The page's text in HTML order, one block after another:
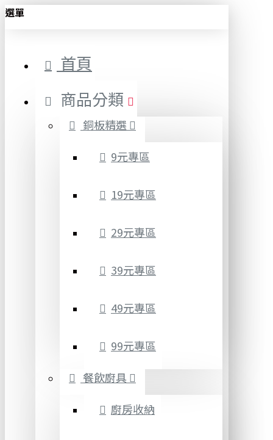
選單
首頁
商品分類
銅板精選
9元專區
19元專區
29元專區
39元專區
49元專區
99元專區
餐飲廚具
廚房收納